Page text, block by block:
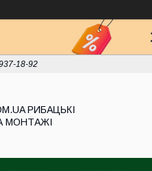
18-92
РИБАЦЬКІ
МОНТАЖІ